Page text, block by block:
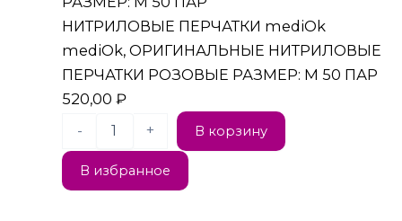
НИТРИЛОВЫЕ ПЕРЧАТКИ mediOk
mediOk, ОРИГИНАЛЬНЫЕ НИТРИЛОВЫЕ
ПЕРЧАТКИ РОЗОВЫЕ РАЗМЕР: M 50 ПАР
520,00₽
-
+ В корзину
В избранное